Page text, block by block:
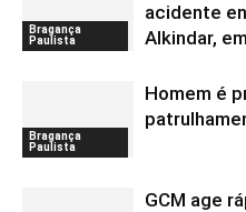
Bragança
Paulista
acidente
Alkindar,
Bragança
Paulista
Homem é
GCM age